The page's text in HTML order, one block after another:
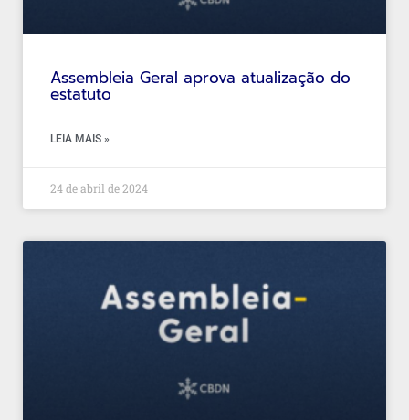
Assembleia Geral aprova atualização do
estatuto
LEIA MAIS »
24 de abril de 2024